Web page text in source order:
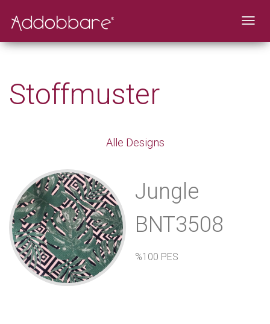
Stoffmuster
Alle Designs
Jungle
BNT3508
%100 PES